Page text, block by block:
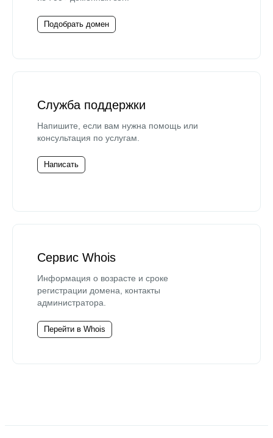
Подобрать домен
Служба поддержки
Напишите, если вам нужна помощь или
консультация по услугам.
Написать
Сервис Whois
Информация о возрасте и сроке
регистрации домена, контакты
администратора.
Перейти в Whois